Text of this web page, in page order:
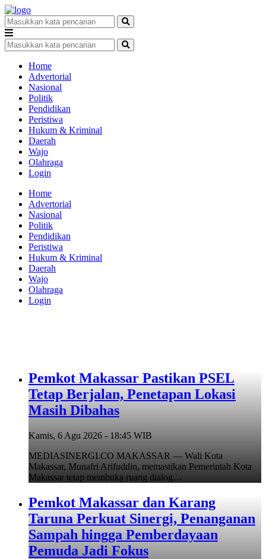
Home
Advertorial
Nasional
Politik
Pendidikan
Peristiwa
Hukum & Kriminal
Daerah
Wajo
Olahraga
Login
Home
Advertorial
Nasional
Politik
Pendidikan
Peristiwa
Hukum & Kriminal
Daerah
Wajo
Olahraga
Login
Pemkot Makassar Pastikan PSEL
Tetap Berjalan, Penetapan Lokasi
Masih Dibahas
Kamis, 6 Agu 2026 - 18:45 WIB
MEDIASINERGI.CO MAKASSAR — Wali Kota
Makassar, Munafri Arifuddin, memastikan Pemerintah Kota
Makassar tetap membuka ruang dialog…
Pemkot Makassar dan Karang
Taruna Perkuat Sinergi, Penanganan
Sampah hingga Pemberdayaan
Pemuda Jadi Fokus